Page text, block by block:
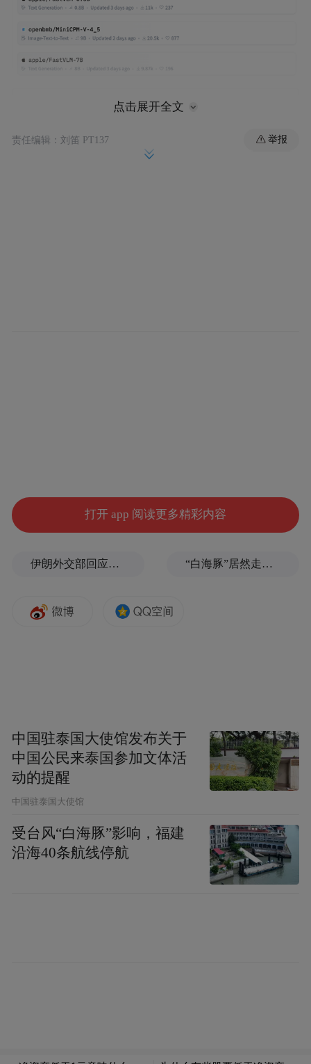
在8月底结束的国际计算语言学协会（ACL）
WMT2025比赛中，Hunyuan-MT-7B（参赛
名称：Shy-hunyuan-MT）拿下了全部 31
个语种比赛中的30个第1名，
地位。
这31个语种除了中文、英语、日语等常见语
种，也包含捷克语、马拉地语、爱沙尼亚
点击展开全文
责任编辑：刘笛 PT137 举报
打开 app 阅读更多精彩内容
伊朗外交部回应特朗普战利品言论：美需赢得战争，再谈战利品 “白海豚”居然走出了古怪路径
中国驻泰国大使馆发布关于
中国公民来泰国参加文体活
动的提醒
中国驻泰国大使馆
受台风“白海豚”影响，福建
沿海40条航线停航